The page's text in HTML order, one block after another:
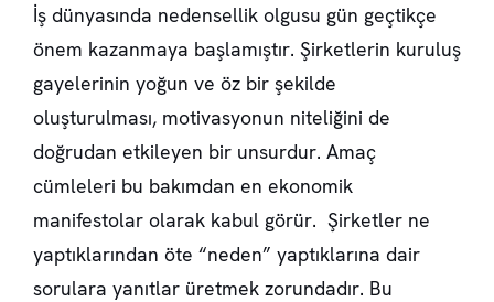
İş dünyasında nedensellik olgusu gün geçtikçe
önem kazanmaya başlamıştır. Şirketlerin kuruluş
gayelerinin yoğun ve öz bir şekilde
oluşturulması, motivasyonun niteliğini de
doğrudan etkileyen bir unsurdur. Amaç
cümleleri bu bakımdan en ekonomik
manifestolar olarak kabul görür. Şirketler ne
yaptıklarından öte “neden” yaptıklarına dair
sorulara yanıtlar üretmek zorundadır. Bu